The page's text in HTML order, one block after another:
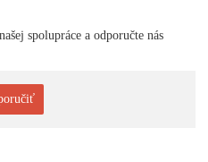
spolupráce a odporučte nás